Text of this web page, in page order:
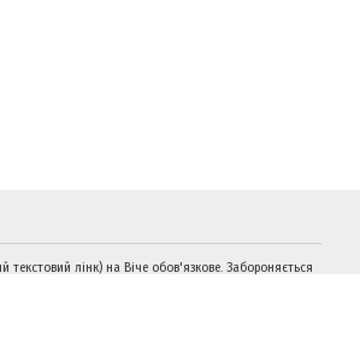
лінк) на Віче обов'язкове. Забороняється